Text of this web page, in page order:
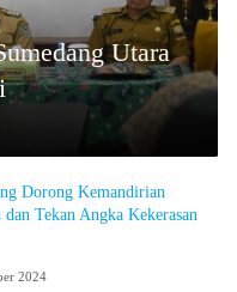
Utara
Dorong Kemandirian
Tekan Angka Kekerasan
2024